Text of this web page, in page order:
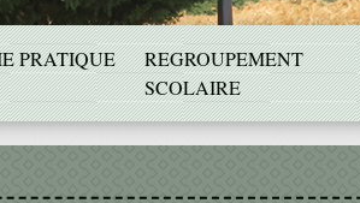
PRATIQUE
REGROUPEMENT
SCOLAIRE